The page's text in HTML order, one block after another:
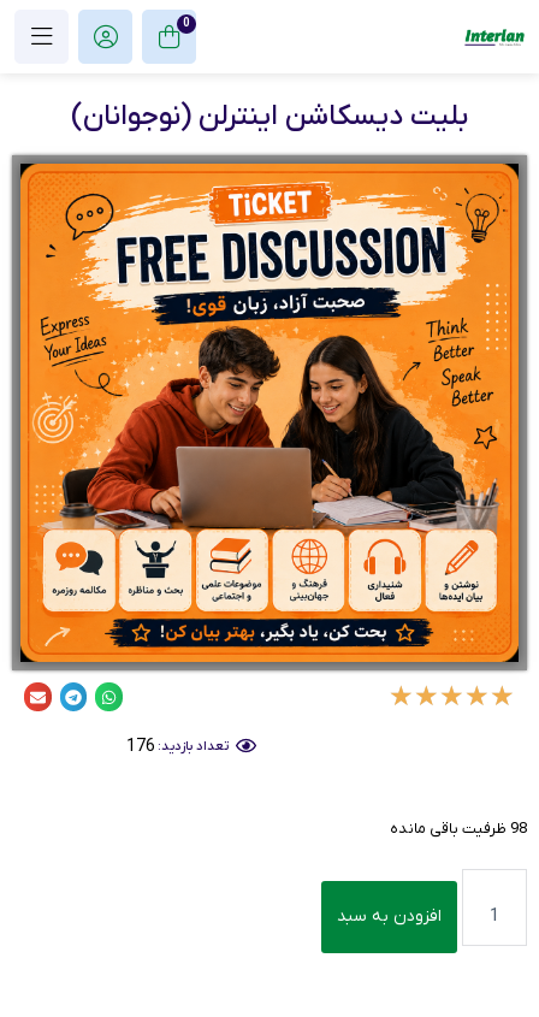
0
بلیت دیسکاشن اینترلن (نوجوانان)
★
★
★
★
★
تعداد بازدید: 176
98 ظرفیت باقی مانده
افزودن به سبد